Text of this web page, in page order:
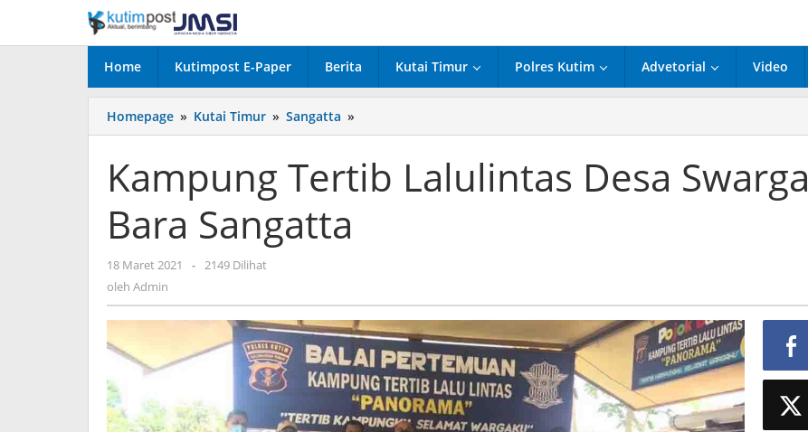
konten
Home Kutimpost E-Paper Berita Kutai Timur Polres Kutim Advetorial Video
Homepage » Kutai Timur » Sangatta »
Tertib
Desa
Swarga
Kampung Tertib Lalulintas Desa Swarga
Bara Sangatta
18 Maret 2021
oleh
- 2149 Dilihat
oleh Admin